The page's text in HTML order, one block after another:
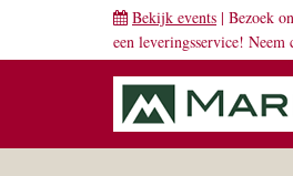
Bekijk events | Bezoek
een leveringsservice! Neem